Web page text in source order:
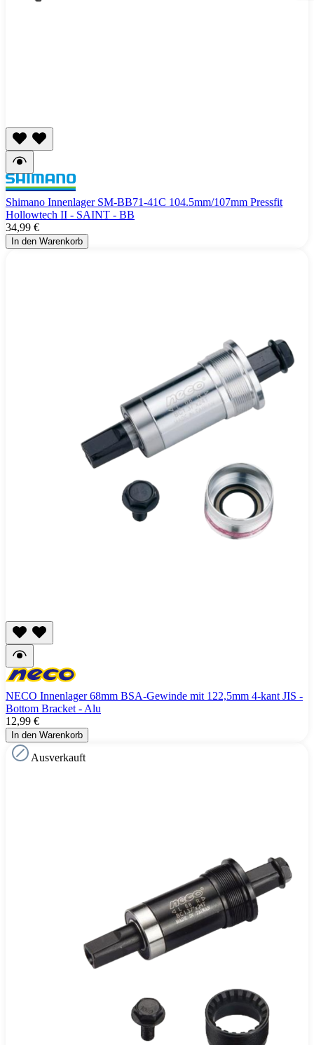
Shimano Innenlager SM-BB71-41C 104.5mm/107mm Pressfit
Hollowtech II - SAINT - BB
34,99 €
In den Warenkorb
NECO Innenlager 68mm BSA-Gewinde mit 122,5mm 4-kant JIS -
Bottom Bracket - Alu
12,99 €
In den Warenkorb
Ausverkauft